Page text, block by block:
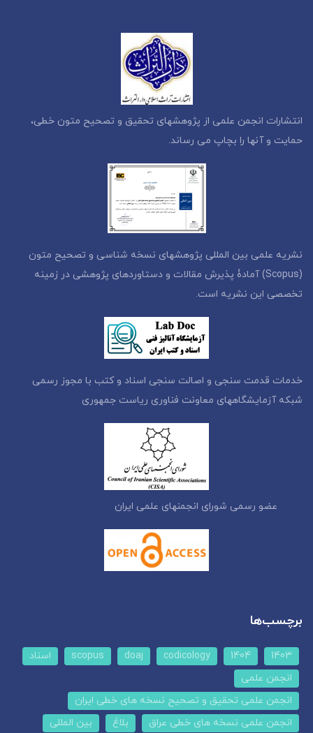
انجمن علمی از پژوهشهای تحقیق و تصحیح متون خطی،
و آنها را بچاپ می رساند.
علمی بین المللی پژوهشهای نسخه شناسی و تصحیح متون
(Scopus) آمادۀ پذیرش مقالات و دستاوردهای پژوهشی در زمینه
این نشریه است.
قدمت سنجی و اصالت سنجی اسناد و کتب با مجوز رسمی
آزمایشگاههای معاونت فناوری ریاست جمهوری
رسمی شورای انجمنهای علمی ایران
1403
1404
codicology
doaj
scopus
اسناد
انجمن علمی
انجمن علمی تحقیق و تصحیح نسخه های خطی ایران
انجمن علمی نسخه های خطی عراق
بلاغ
بین المللی